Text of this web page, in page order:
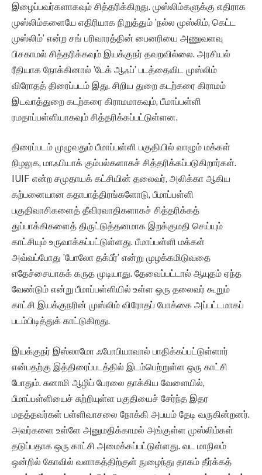
இழைப்பவர்களாகவும் சித்தரிக்கிறது. முஸ்லிம்களுக்கு எதிராக
முஸ்லிம்களையே எதிரியாக நிறுத்தும் ’நல்ல முஸ்லிம், கெட்ட
முஸ்லிம்’ என்ற சங் பரிவாரத்தின் பைனரியை அணுவளவு
பிசகாமல் சித்தரிக்கவும் இயக்குநர் தவறவில்லை. அரசியல்
ரீதியாக நோக்கினால் ’டேக் ஆஃப்’ படத்தைவிட முஸ்லிம்
விரோதத் திரைப்படம் இது. சிறிய துறை கடற்கரை கிராமம்
இடவாத்துறை கடற்கரை கிராமமாகவும், பீமாப்பள்ளி
ரமதாப்பள்ளியாகவும் சித்தரிக்கப்பட்டுள்ளன.
திரைப்படம் முழுவதும் பீமாப்பள்ளி பகுதியில் வாழும் மக்கள்
நிழலுக, மாஃபியாக் கும்பல்களாகச் சித்தரிக்கப்படுகிறார்கள்.
IUIF என்ற சமுதாயக் கட்சியின் தலைவர், அலிக்கா ஆகிய
கற்பனையான கதாபாத்திரங்களோடு, பீமாப்பள்ளி
பகுதிவாசிகளைத் தீவிரவாதிகளாகச் சித்தரிக்கத்
துப்பாக்கிகளைத் திருட்டுத்தனமாக இறக்குமதி செய்யும்
காட்சியும் உருவாக்கப்பட்டுள்ளது. பீமாப்பள்ளி மக்கள்
அவ்வப்போது ’போலோ தக்பீர்’ என்று முழக்கமிடுவதை
எதேச்சையாகக் கருத முடியாது. தேவைப்பட்டால் ஆயுதம் ஏந்த
வேண்டும் என்று பீமாப்பள்ளியில் உள்ள ஒரு தலைவர் கூறும்
காட்சி இயக்குநரின் முஸ்லிம் விரோதப் போக்கை அப்பட்டமாகப்
படம்பிடித்துக் காட்டுகிறது.
இயக்குநர் இஸ்லாமோ ஃபோபியாவால் பாதிக்கப்பட்டுள்ளார்
என்பதற்கு இத்திரைப்படத்தில் இடம்பெற்றுள்ள ஒரு காட்சி
போதும். சுனாமி ஆழிப் பேரலை தாக்கிய வேளையில்,
பீமாப்பள்ளியைச் சுற்றியுள்ள பகுதியைச் சேர்ந்த இதர
மதத்தவர்கள் பள்ளிவாசலை நோக்கி அபயம் தேடி வருகின்றனர்.
அவர்களை உள்ளே அனுமதிக்காமல் அங்குள்ள முஸ்லிம்கள்
தடுப்பதாக ஒரு காட்சி அமைக்கப்பட்டுள்ளது. வட மாநிலம்
ஒன்றில் கோவில் வளாகத்திற்குள் நுழைந்து தாகம் தீர்க்கத்